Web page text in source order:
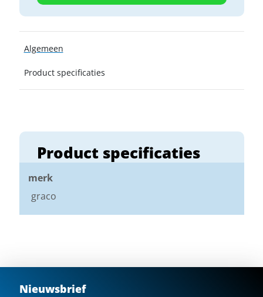
Product specificaties
merk
graco
Algemeen
Product specificaties
Nieuwsbrief